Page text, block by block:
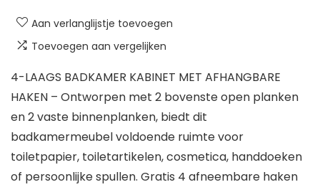
Aan verlanglijstje toevoegen
Toevoegen aan vergelijken
4-LAAGS BADKAMER KABINET MET AFHANGBARE
HAKEN – Ontworpen met 2 bovenste open planken
en 2 vaste binnenplanken, biedt dit
badkamermeubel voldoende ruimte voor
toiletpapier, toiletartikelen, cosmetica, handdoeken
of persoonlijke spullen. Gratis 4 afneembare haken